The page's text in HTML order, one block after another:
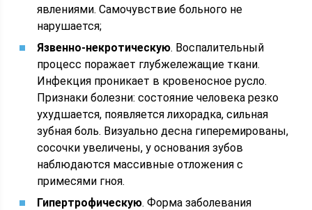
явлениями. Самочувствие больного не
нарушается;
Язвенно-некротическую. Воспалительный
процесс поражает глубжележащие ткани.
Инфекция проникает в кровеносное русло.
Признаки болезни: состояние человека резко
ухудшается, появляется лихорадка, сильная
зубная боль. Визуально десна гиперемированы,
сосочки увеличены, у основания зубов
наблюдаются массивные отложения с
примесями гноя.
Гипертрофическую. Форма заболевания